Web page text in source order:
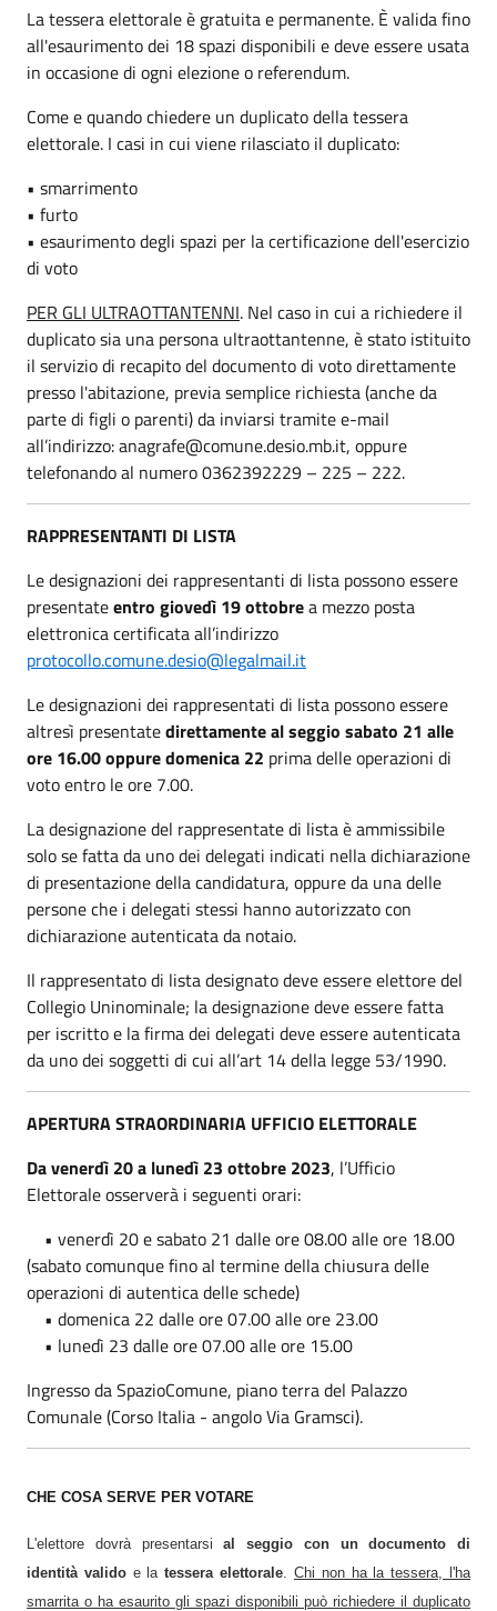
La tessera elettorale è gratuita e permanente. È valida fino
all'esaurimento dei 18 spazi disponibili e deve essere usata
in occasione di ogni elezione o referendum.
Come e quando chiedere un duplicato della tessera
elettorale. I casi in cui viene rilasciato il duplicato:
• smarrimento
• furto
• esaurimento degli spazi per la certificazione dell'esercizio
di voto
PER GLI ULTRAOTTANTENNI. Nel caso in cui a richiedere il
duplicato sia una persona ultraottantenne, è stato istituito
il servizio di recapito del documento di voto direttamente
presso l'abitazione, previa semplice richiesta (anche da
parte di figli o parenti) da inviarsi tramite e-mail
all’indirizzo: anagrafe@comune.desio.mb.it, oppure
telefonando al numero 0362392229 – 225 – 222.
RAPPRESENTANTI DI LISTA
Le designazioni dei rappresentanti di lista possono essere
presentateentro giovedì 19 ottobrea mezzo posta
elettronica certificata all’indirizzo
protocollo.comune.desio@legalmail.it
Le designazioni dei rappresentati di lista possono essere
altresì presentatedirettamente al seggio sabato 21 alle
ore 16.00 oppure domenica 22 prima delle operazioni di
voto entro le ore 7.00.
La designazione del rappresentate di lista è ammissibile
solo se fatta da uno dei delegati indicati nella dichiarazione
di presentazione della candidatura, oppure da una delle
persone che i delegati stessi hanno autorizzato con
dichiarazione autenticata da notaio.
Il rappresentato di lista designato deve essere elettore del
Collegio Uninominale; la designazione deve essere fatta
per iscritto e la firma dei delegati deve essere autenticata
da uno dei soggetti di cui all’art 14 della legge 53/1990.
APERTURA STRAORDINARIA UFFICIO ELETTORALE
Da venerdì 20 a lunedì 23 ottobre 2023, l’Ufficio
Elettorale osserverà i seguenti orari:
• venerdì 20 e sabato 21 dalle ore 08.00 alle ore 18.00
(sabato comunque fino al termine della chiusura delle
operazioni di autentica delle schede)
• domenica 22 dalle ore 07.00 alle ore 23.00
• lunedì 23 dalle ore 07.00 alle ore 15.00
Ingresso da SpazioComune, piano terra del Palazzo
Comunale (Corso Italia - angolo Via Gramsci).
CHE COSA SERVE PER VOTARE
L'elettore dovràpresentarsial seggio con un documento di
identità valido e latessera elettorale
Chi non ha la tessera, l'ha
smarrita o ha esaurito gli spazi disponibili può richiedere il duplicato